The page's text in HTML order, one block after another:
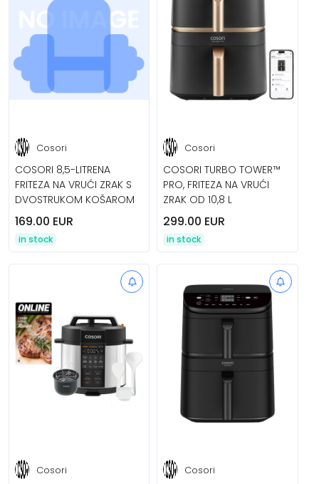
Cosori
COSORI 8,5-LITRENA
FRITEZA NA VRUĆI ZRAK S
DVOSTRUKOM KOŠAROM
169.00 EUR
in stock
Cosori
COSORI TURBO TOWER™
PRO, FRITEZA NA VRUĆI
ZRAK OD 10,8 L
299.00 EUR
in stock
Cosori Cosori